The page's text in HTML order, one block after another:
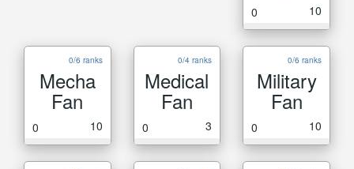
0 10
0/6 ranks
Mecha
Fan
0 10
0/4 ranks
Medical
Fan
0 3
0/6 ranks
Military
Fan
0 10